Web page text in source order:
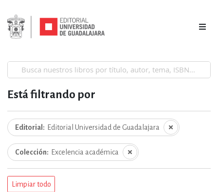
Está filtrando por
Editorial Editorial Universidad de Guadalajara
Colección Excelencia académica
Limpiar todo